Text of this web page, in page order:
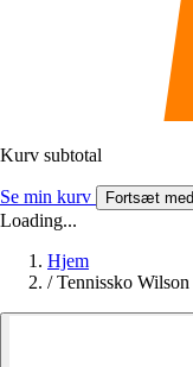
Kurv subtotal
Se min kurv Fortsæt
Loading...
Hjem
/ Tennissko